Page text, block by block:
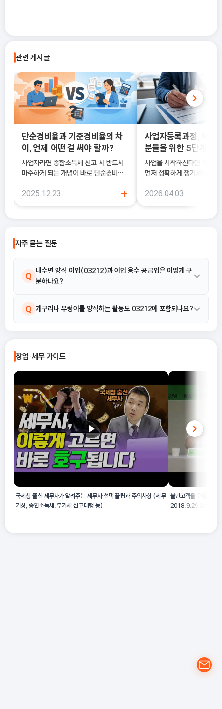
관련 게시글
단순경비율과 기준경비율의 차
이, 언제 어떤 걸 써야 할까?
사업자라면 종합소득세 신고 시 반드시
마주하게 되는 개념이 바로 단순경비율
에서는 이 두 가지의 차이를 정확히 이해
경비율의 개념부터, 어떤 경우에 어떤 방
으로 정리합니다.
2025.12.23 +
사업자등록과정, 처음
분들을 위한 5단계 정
사업을 시작하신다면 사업자
먼저 정확하게 챙기셔야 해
국세청에 정식으로 사업을
2026.04.03
자주 묻는 질문
Q
내수면 양식 어업(03212)과 어업 용수 공급업은 어떻게 구
분하나요?
A 내수면 양식 어업(03212)은 내수면에서 각종 수산 동·식물을 증
Q 개구리나 우렁이를 양식하는 활동도 03212에 포함되나요?
적으로 포함되어 있습니다.
창업·세무 가이드
국세청 출신 세무사가 알려주는 세무사 선택 꿀팁과 주의사항 (세무
기장, 종합소득세, 부가세 신고대행 등)
불만고객을 단골고객
2018.9.29 &#39;장